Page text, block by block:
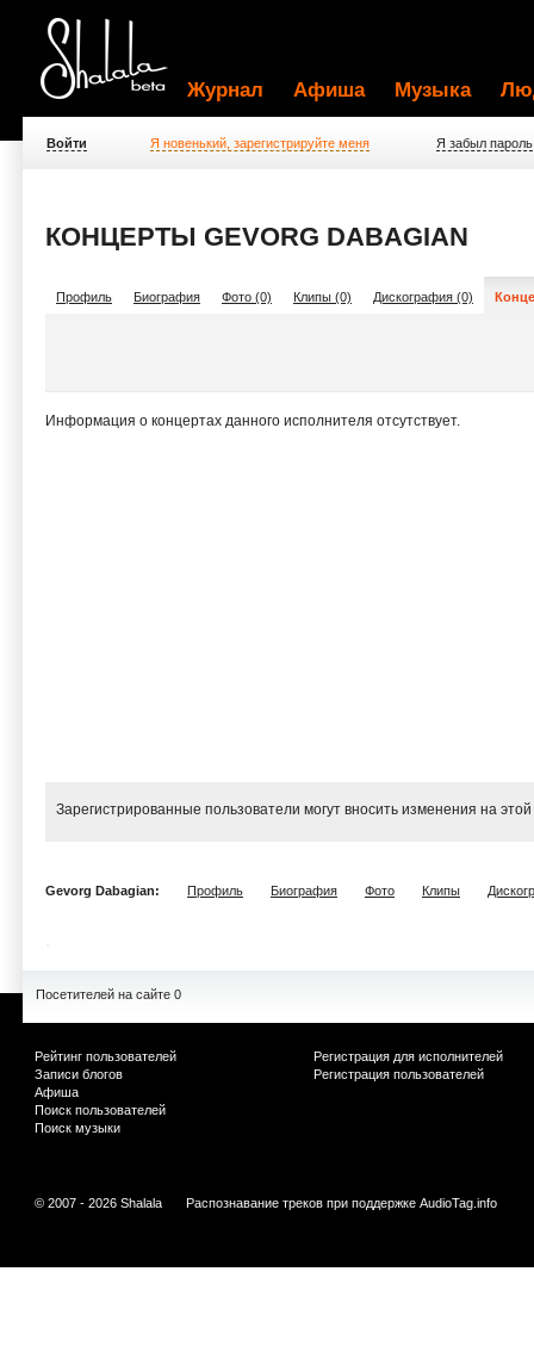
Журнал Афиша Музыка
Войти Я новенький, зарегистрируйте меня Я забыл пароль
КОНЦЕРТЫ GEVORG DABAGIAN
Профиль Биография Фото (0) Клипы (0) Дискография (0)
Информация о концертах данного исполнителя отсутствует.
Зарегистрированные пользователи могут вносить изменения на
Gevorg Dabagian: Профиль Биография Фото Клипы
Посетителей на сайте 0
Рейтинг пользователей
Записи блогов
Афиша
Поиск пользователей
Поиск музыки
Регистрация для исполнителей
Регистрация пользователей
© 2007 - 2026 Shalala Распознавание треков при поддержке AudioTag.info